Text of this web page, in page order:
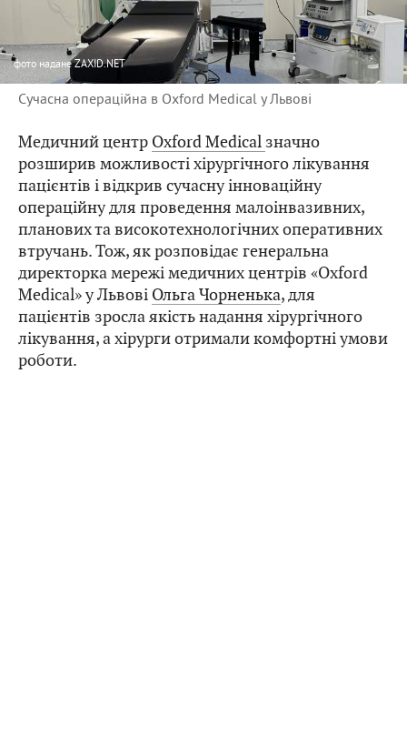
фото надане ZAXID.NET
Сучасна операційна в Oxford Medical у Львові
Медичний центр Oxford Medical значно
розширив можливості хірургічного лікування
пацієнтів і відкрив сучасну інноваційну
операційну для проведення малоінвазивних,
планових та високотехнологічних оперативних
втручань. Тож, як розповідає генеральна
директорка мережі медичних центрів «Oxford
Medical» у Львові Ольга Чорненька, для
пацієнтів зросла якість надання хірургічного
лікування, а хірурги отримали комфортні умови
роботи.